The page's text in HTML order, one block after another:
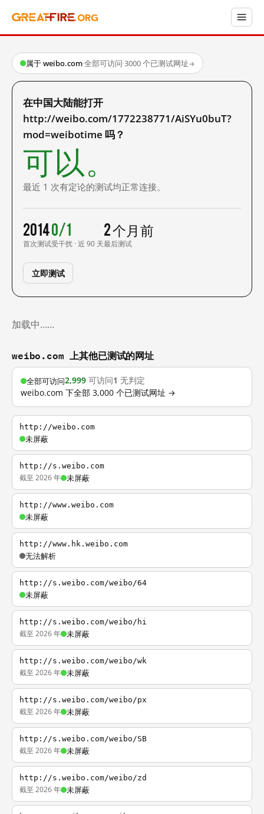
属于 weibo.com·全部可访问·3000 个已测试网址→
在中国大陆能打开
http://weibo.com/1772238771/AiSYu0buT?
mod=weibotime 吗？
可以。
最近 1 次有定论的测试均正常连接。
2014
首次测试
0/1
受干扰 · 近 90 天
2 个月前
最后测试
立即测试
加载中……
weibo.com 上其他已测试的网址
全部可访问2,999 可访问1 无判定
weibo.com 下全部 3,000 个已测试网址 →
http://weibo.com
未屏蔽
http://s.weibo.com
截至 2026 年 未屏蔽
http://www.weibo.com
未屏蔽
http://www.hk.weibo.com
无法解析
http://s.weibo.com/weibo/64
未屏蔽
http://s.weibo.com/weibo/hi
截至 2026 年 未屏蔽
http://s.weibo.com/weibo/wk
截至 2026 年 未屏蔽
http://s.weibo.com/weibo/px
截至 2026 年 未屏蔽
http://s.weibo.com/weibo/SB
截至 2026 年 未屏蔽
http://s.weibo.com/weibo/zd
截至 2026 年 未屏蔽